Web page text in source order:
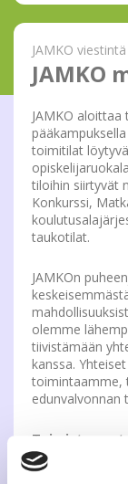
JAMKO
JAMKO
JAMKO aloittaa
toimitilat
tiloihin siirtyvät
Konkurssi,
taukotilat.
JAMKOn
olemme
tiivistämään
kanssa.
toimintaamme,
edunvalvonnan
Toimisto
DP61.
Opiskelijat